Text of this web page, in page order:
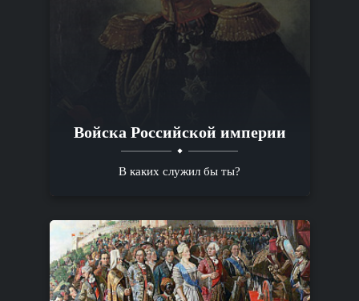
Войска Российской империи
В каких служил бы ты?